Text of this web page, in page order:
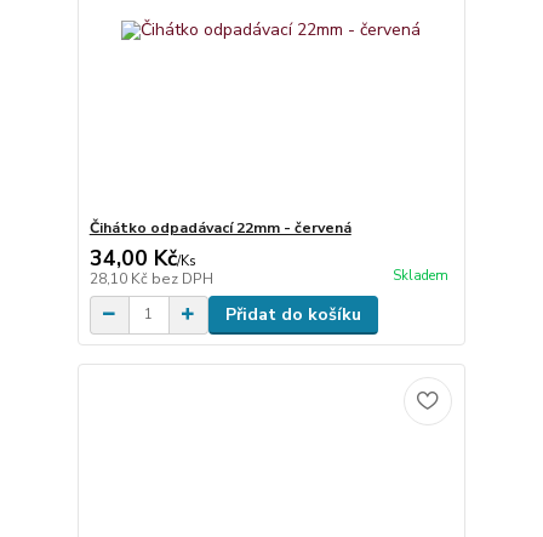
Čihátko odpadávací 22mm - červená
34,00 Kč/Ks
28,10 Kč bez DPH Skladem
Přidat do košíku